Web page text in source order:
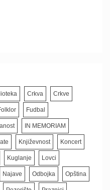
Crkva Crkve
Fudbal
IN MEMORIAM
Književnost Koncert
Kuglanje Lovci
Najave Odbojka Opština